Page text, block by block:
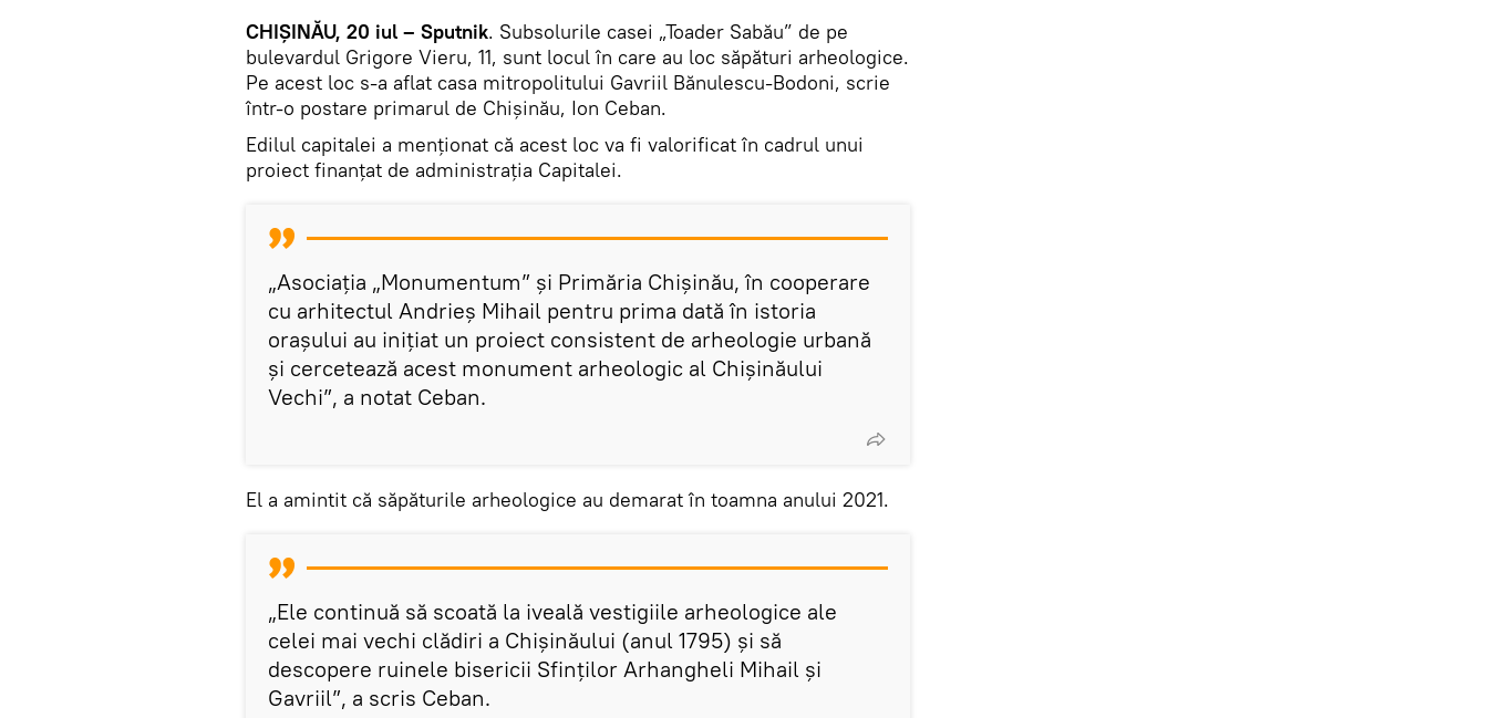
CHIȘINĂU, 20 iul – Sputnik. Subsolurile casei „Toader Sabău” de pe
bulevardul Grigore Vieru, 11, sunt locul în care au loc săpături arheologice.
Pe acest loc s-a aflat casa mitropolitului Gavriil Bănulescu-Bodoni, scrie
într-o postare primarul de Chișinău, Ion Ceban.
Edilul capitalei a menționat că acest loc va fi valorificat în cadrul unui
proiect finanțat de administrația Capitalei.
„Asociația „Monumentum” și Primăria Chișinău, în cooperare
cu arhitectul Andrieș Mihail pentru prima dată în istoria
orașului au inițiat un proiect consistent de arheologie urbană
și cercetează acest monument arheologic al Chișinăului
Vechi”, a notat Ceban.
El a amintit că săpăturile arheologice au demarat în toamna anului 2021.
„Ele continuă să scoată la iveală vestigiile arheologice ale
celei mai vechi clădiri a Chișinăului (anul 1795) și să
descopere ruinele bisericii Sfinților Arhangheli Mihail și
Gavriil”, a scris Ceban.